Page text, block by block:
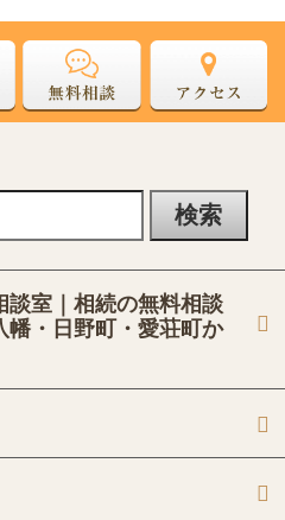
談室｜相続の無料相談
幡・日野町・愛荘町か